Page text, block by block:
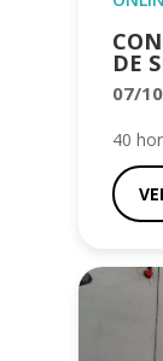
DE
07/
40